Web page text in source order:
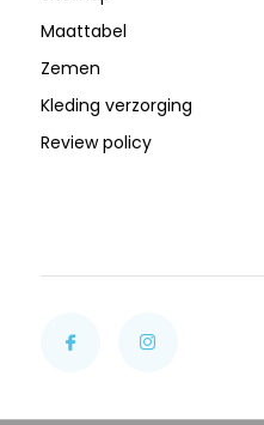
Maattabel
Zemen
Kleding verzorging
Review policy